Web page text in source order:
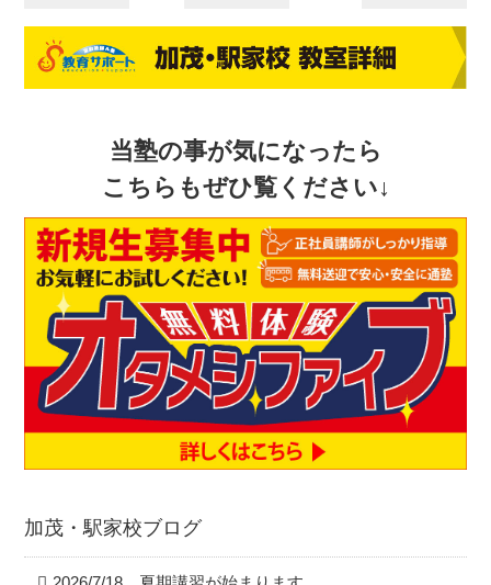
当塾の事が気になったら
こちらもぜひ覧ください↓
加茂・駅家校ブログ